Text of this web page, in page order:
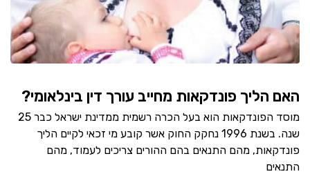
האם הליך פונדקאות מחייב עורך דין בינלאומי?
מוסד הפונדקאות הוא בעל הכרה רשמית ממדינת ישראל כבר 25
שנה. בשנת 1996 נחקק החוק אשר קובע מי זכאי לקיים הליך
פונדקאות, מהם התנאים בהם ההורים צריכים לעמוד, מהם
התנאים